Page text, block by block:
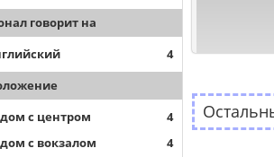
говорит на
4
с центром
4
с вокзалом
4